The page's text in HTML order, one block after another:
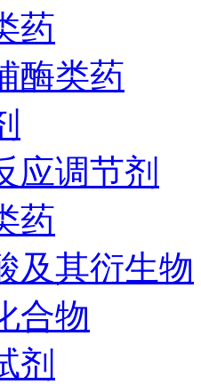
药
酶类药
应调节剂
药
及其衍生物
合物
剂